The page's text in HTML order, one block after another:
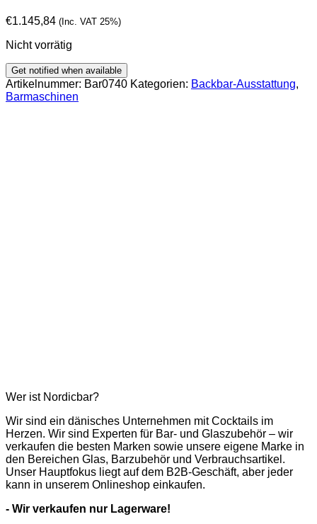
€1.145,84 (Inc. VAT 25%)
Nicht vorrätig
Artikelnummer: Bar0740 Kategorien: Backbar-Ausstattung,
Barmaschinen
Wer ist Nordicbar?
Wir sind ein dänisches Unternehmen mit Cocktails im
Herzen. Wir sind Experten für Bar- und Glaszubehör – wir
verkaufen die besten Marken sowie unsere eigene Marke in
den Bereichen Glas, Barzubehör und Verbrauchsartikel.
Unser Hauptfokus liegt auf dem B2B-Geschäft, aber jeder
kann in unserem Onlineshop einkaufen.
- Wir verkaufen nur Lagerware!